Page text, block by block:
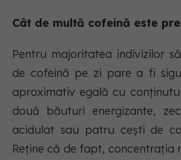
Cât de multă cofeină este
Pentru majoritatea indivizilor
de cofeină pe zi pare a fi
aproximativ egală cu
două băuturi energizante,
acidulat sau patru cești de
Reține că de fapt, concentrația